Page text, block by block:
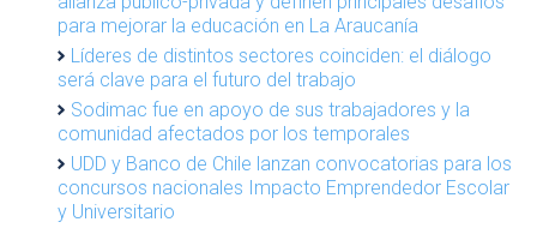
para mejorar la educación en La Araucanía
Líderes de distintos sectores coinciden: el diálogo
será clave para el futuro del trabajo
Sodimac fue en apoyo de sus trabajadores y la
comunidad afectados por los temporales
UDD y Banco de Chile lanzan convocatorias para los
concursos nacionales Impacto Emprendedor Escolar
y Universitario